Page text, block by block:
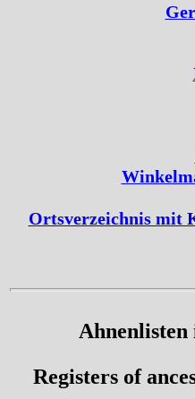
Ortsverzeichnis mit
Ahnenlisten
Registers of